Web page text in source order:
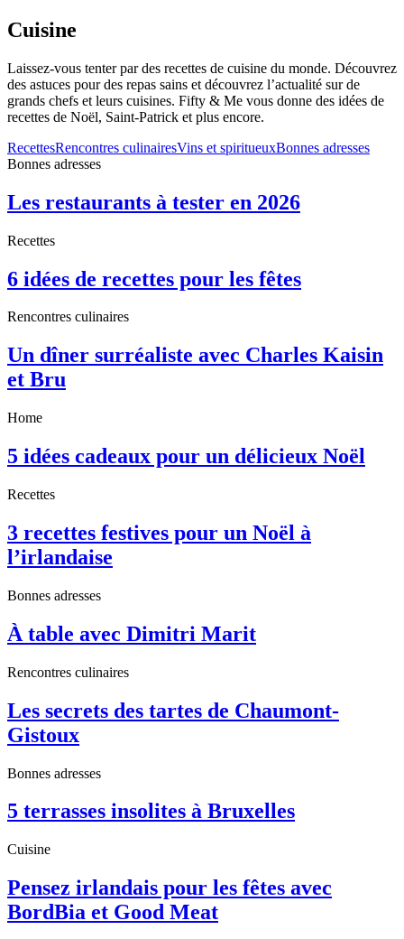
Cuisine
Laissez-vous tenter par des recettes de cuisine du monde. Découvrez
des astuces pour des repas sains et découvrez l’actualité sur de
grands chefs et leurs cuisines. Fifty & Me vous donne des idées de
recettes de Noël, Saint-Patrick et plus encore.
RecettesRencontres culinairesVins et spiritueuxBonnes adresses
Bonnes adresses
Les restaurants à tester en 2026
Recettes
6 idées de recettes pour les fêtes
Rencontres culinaires
Un dîner surréaliste avec Charles Kaisin
et Bru
Home
5 idées cadeaux pour un délicieux Noël
Recettes
3 recettes festives pour un Noël à
l’irlandaise
Bonnes adresses
À table avec Dimitri Marit
Rencontres culinaires
Les secrets des tartes de Chaumont-
Gistoux
Bonnes adresses
5 terrasses insolites à Bruxelles
Cuisine
Pensez irlandais pour les fêtes avec
BordBia et Good Meat